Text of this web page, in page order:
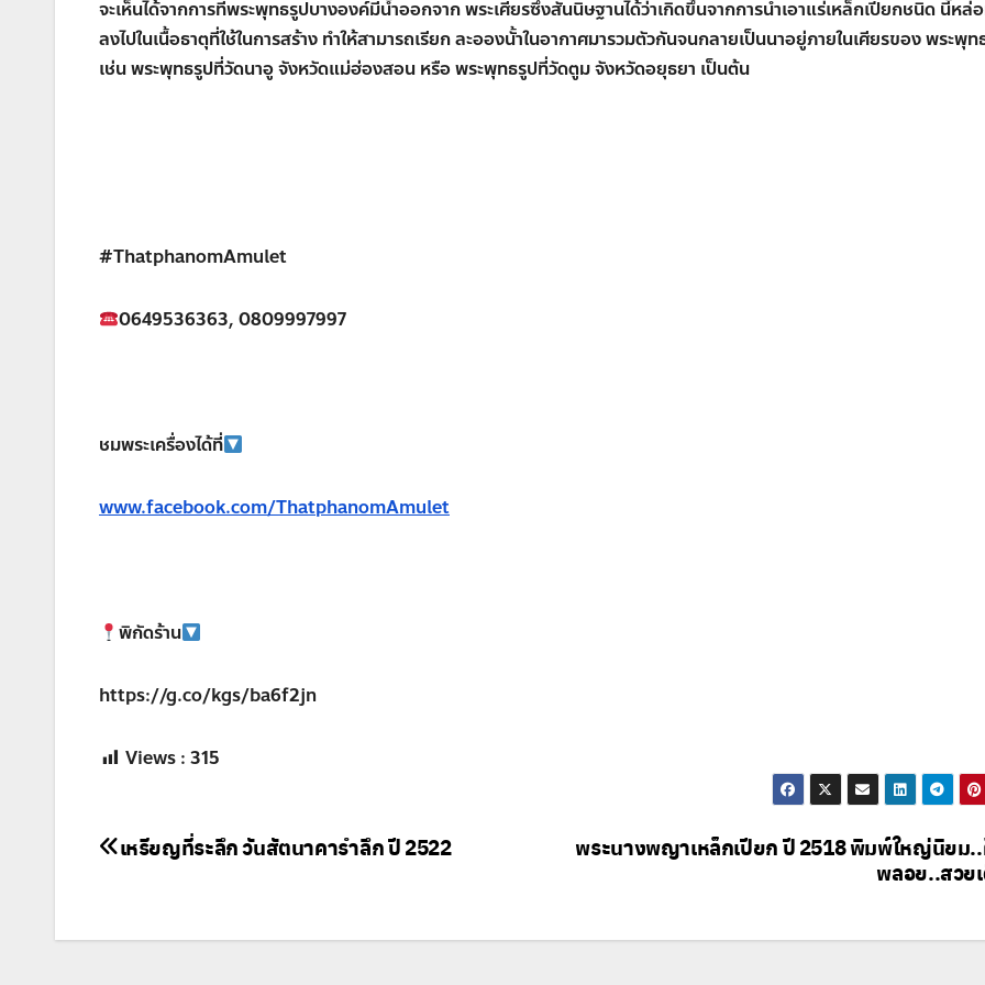
จะเห็นได้จากการที่พระพุทธรูปบางองค์มีน้ำออกจาก พระเศียรซึ่งสันนิษฐานได้ว่าเกิดขึ้นจากการนำเอาแร่เหล็กเปียกชนิด นี้หล่
ลงไปในเนื้อธาตุที่ใช้ในการสร้าง ทำให้สามารถเรียก ละอองนั้าในอากาศมารวมตัวกันจนกลายเป็นนาอยู่ภายในเศียรของ พระพุท
เช่น พระพุทธรูปที่วัดนาอู จังหวัดแม่ฮ่องสอน หรือ พระพุทธรูปที่วัดตูม จังหวัดอยุธยา เป็นต้น
#ThatphanomAmulet
0649536363, 0809997997
ชมพระเครื่องได้ที่
www.facebook.com/ThatphanomAmulet
พิกัดร้าน
https://g.co/kgs/ba6f2jn
Views : 315
แนะแนว
พระนางพญาเหล็กเปียก ปี 2518 พิมพ์ใหญ่นิยม
พลอย..สวย
เหรียญที่ระลึก วันสัตนาคารำลึก ปี 2522